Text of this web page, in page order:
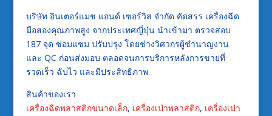
บริษัท อินเตอร์แมช แอนด์ เซอร์วิส จำกัด คัดสรร เครื่องฉีด
มือสองคุณภาพสูง จากประเทศญี่ปุ่น นำเข้ามา ตรวจสอบ
187 จุด ซ่อมแซม ปรับปรุง โดยช่างวิศวกรผู้ชำนาญงาน
และ QC ก่อนส่งมอบ ตลอดจนการบริการหลังการขายที่
รวดเร็ว ฉับไว และมีประสิทธิภาพ
สินค้าของเรา
เครื่องฉีดพลาสติกขนาดเล็ก, เครื่องเป่าพลาสติก, เครื่องเป่า